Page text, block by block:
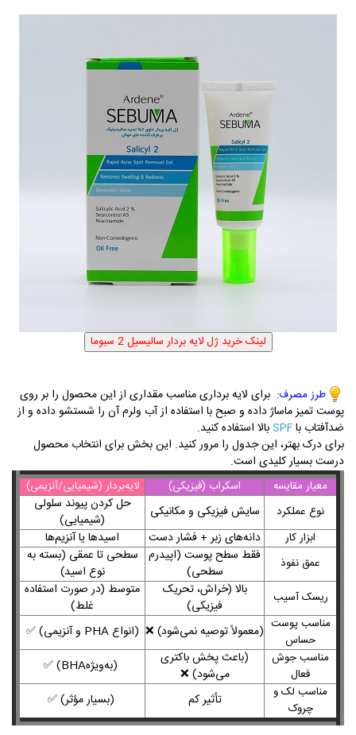
طرز مصرف: برای لایه برداری مناسب مقداری از این محصول را بر روی
پوست تمیز ماساژ داده و صبح با استفاده از آب ولرم آن را شستشو داده و از
ضدآفتاب باSPFبالا استفاده کنید.
برای درک بهتر، این جدول را مرور کنید. این بخش برای انتخاب محصول
درست بسیار کلیدی است.
معیار مقایسه اسکراب (فیزیکی)
لایه‌بردار (شیمیایی/آنزیمی)
نوع عملکرد
سایش فیزیکی و مکانیکی
حل کردن پیوند سلولی
(شیمیایی)
ابزار کار دانه‌های زبر + فشار دست اسیدها یا آنزیم‌ها
عمق نفوذ
فقط سطح پوست (اپیدرم
سطحی)
سطحی تا عمقی (بسته به
نوع اسید)
ریسک آسیب
بالا (خراش، تحریک
فیزیکی)
متوسط (در صورت استفاده
غلط)
مناسب پوست
حساس
)معمولاً توصیه نمی‌شود) ❌
)انواعPHA و آنزیمی)✅
مناسب جوش
فعال
)باعث پخش باکتری
می‌شود)
❌
)به‌ویژه ✅(BHA
مناسب لک و
چروک
تأثیر کم )بسیار مؤثر)
✅